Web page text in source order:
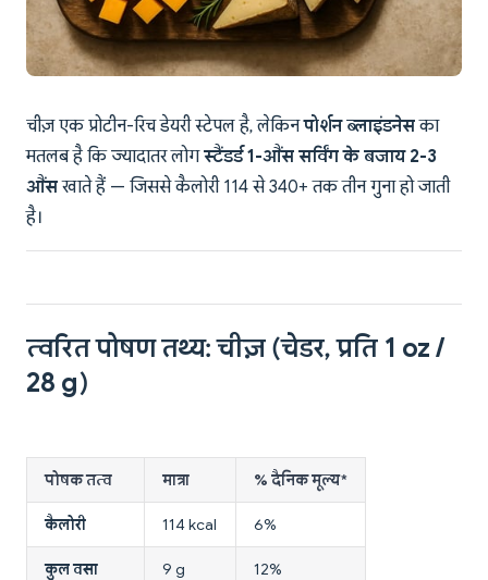
चीज़ एक प्रोटीन-रिच डेयरी स्टेपल है, लेकिनपोर्शन ब्लाइंडनेसका
मतलब है कि ज्यादातर लोगस्टैंडर्ड 1-औंस सर्विंग के बजाय 2-3
औंसखाते हैं — जिससे कैलोरी 114 से 340+ तक तीन गुना हो जाती
है।
त्वरित पोषण तथ्य: चीज़ (चेडर, प्रति 1 oz /
28 g)
पोषक तत्व मात्रा % दैनिक मूल्य*
कैलोरी 114 kcal 6%
कुल वसा 9 g 12%